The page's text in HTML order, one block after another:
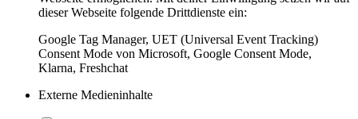
dieser Webseite folgende Drittdienste ein:
Google Tag Manager, UET (Universal Event Tracking)
Consent Mode von Microsoft, Google Consent Mode,
Klarna, Freshchat
Externe Medieninhalte